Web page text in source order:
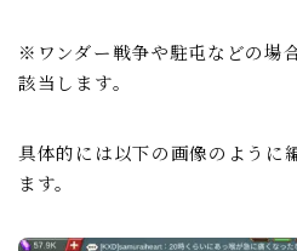
※ワンダー戦争や駐屯などの場
該当します。
具体的には以下の画像のように
ます。